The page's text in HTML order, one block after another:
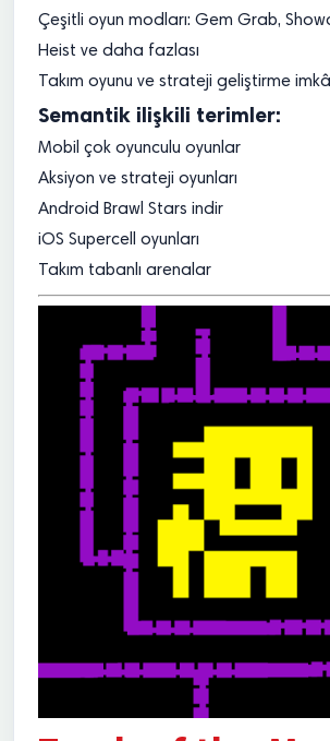
Çeşitli oyun modları: Gem Grab,
Heist ve daha fazlası
Takım oyunu ve strateji geliştirme
Semantik ilişkili terimler:
Mobil çok oyunculu oyunlar
Aksiyon ve strateji oyunları
Android Brawl Stars indir
iOS Supercell oyunları
Takım tabanlı arenalar